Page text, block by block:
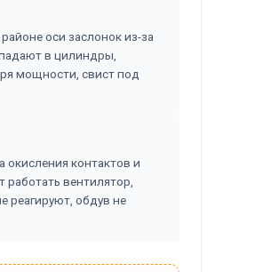
оси заслонок из-за
в цилиндры,
мощности, свист под
контактов и
вентилятор,
реагируют, обдув не